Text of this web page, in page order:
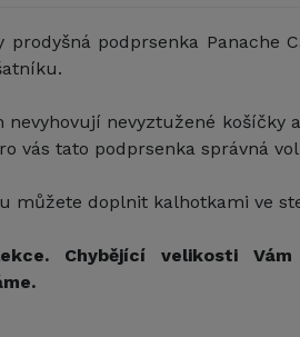
prodyšná podprsenka Panache
nevyhovují nevyztužené košíčky
vás tato podprsenka správná
můžete doplnit kalhotkami ve
Chybějící velikosti